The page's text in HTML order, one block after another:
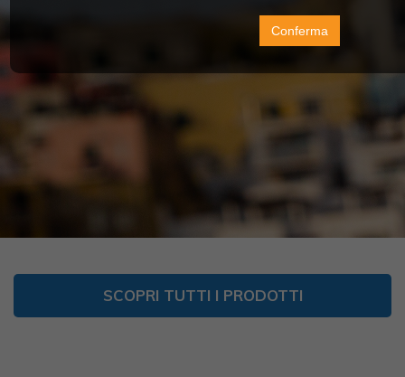
SCOPRI TUTTI I PRODOTTI
Conferma